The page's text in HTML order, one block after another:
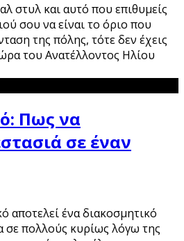
στυλ και αυτό που επιθυμείς
σου να είναι το όριο που
της πόλης, τότε δεν έχεις
του Ανατέλλοντος Ηλίου
Πως να
σε έναν
αποτελεί ένα διακοσμητικό
σε πολλούς κυρίως λόγω της